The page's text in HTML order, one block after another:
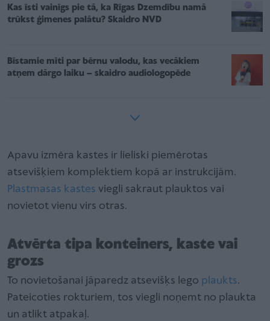
Kas īsti vainīgs pie tā, ka Rīgas Dzemdību namā
trūkst ģimenes palātu? Skaidro NVD
Bīstamie mīti par bērnu valodu, kas vecākiem
atņem dārgo laiku – skaidro audiologopēde
Apavu izmēra kastes ir lieliski piemērotas
atsevišķiem komplektiem kopā ar instrukcijām.
Plastmasas kastes viegli sakraut plauktos vai
novietot vienu virs otras.
Atvērta tipa konteiners, kaste vai
grozs
To novietošanai jāparedz atsevišķs lego plaukts.
Pateicoties rokturiem, tos viegli noņemt no plaukta
un atlikt atpakaļ.